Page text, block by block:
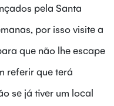
pela Santa
por isso visite a
que não lhe escape
referir que terá
se já tiver um local